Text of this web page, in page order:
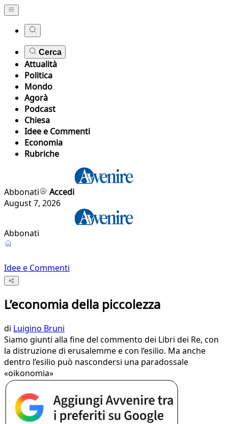
Cerca
Attualità
Politica
Mondo
Agorà
Podcast
Chiesa
Idee e Commenti
Economia
Rubriche
Abbonati
Accedi
August 7, 2026
Abbonati
Idee e Commenti
L’economia della piccolezza
di Luigino Bruni
Siamo giunti alla fine del commento dei Libri dei Re, con
la distruzione di erusalemme e con l’esilio. Ma anche
dentro l’esilio può nascondersi una paradossale
«oikonomia»